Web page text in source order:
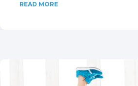
READ MORE